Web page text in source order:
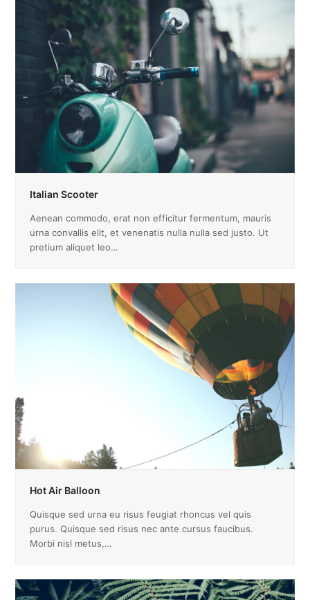
Italian Scooter
Aenean commodo, erat non efficitur fermentum, mauris
urna convallis elit, et venenatis nulla nulla sed justo. Ut
pretium aliquet leo…
Hot Air Balloon
Quisque sed urna eu risus feugiat rhoncus vel quis
purus. Quisque sed risus nec ante cursus faucibus.
Morbi nisl metus,…